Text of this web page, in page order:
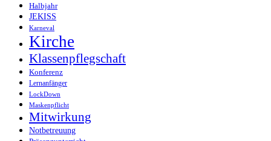
Halbjahr
JEKISS
Karneval
Kirche
Klassenpflegschaft
Konferenz
Lernanfänger
LockDown
Maskenpflicht
Mitwirkung
Notbetreuung